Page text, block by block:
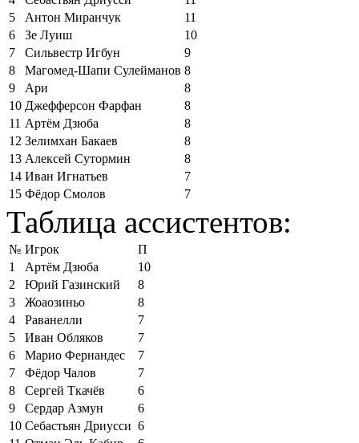
5
Антон Миранчук
11
6
Зе Луиш
10
7
Сильвестр Игбун
9
8
Магомед-Шапи Сулейманов 8
9
Ари
8
10 Джефферсон Фарфан
8
11 Артём Дзюба
8
12 Зелимхан Бакаев
8
13 Алексей Сутормин
8
14 Иван Игнатьев
7
15 Фёдор Смолов 7
Таблица ассистентов:
№ Игрок
П
1
Артём Дзюба
10
2
Юрий Газинский
8
3
Жоаозиньо
8
4
Раванелли
7
5
Иван Обляков
7
6
Марио Фернандес
7
7
Фёдор Чалов
7
8
Сергей Ткачёв
6
9
Сердар Азмун
6
10 Себастьян Дриусси 6